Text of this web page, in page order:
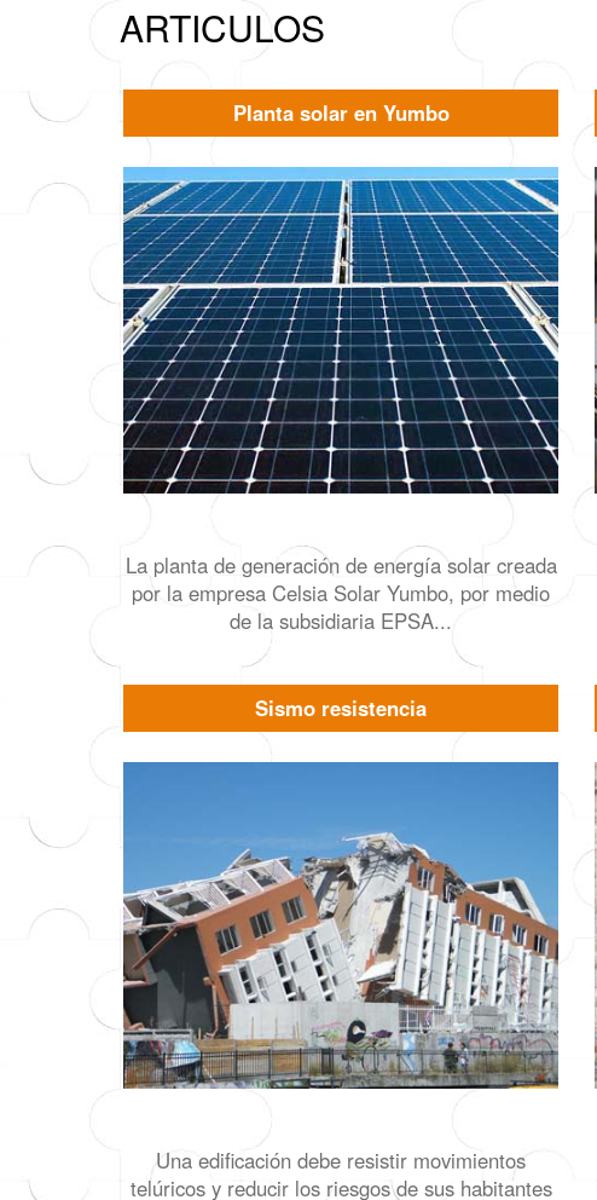
ARTICULOS
Planta solar en Yumbo
La planta de generación de energía solar creada
por la empresa Celsia Solar Yumbo, por medio
de la subsidiaria EPSA...
Sismo resistencia
Una edificación debe resistir movimientos
telúricos y reducir los riesgos de sus habitantes